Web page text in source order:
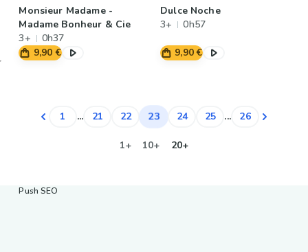
Monsieur Madame -
Madame Bonheur & Cie
3+
0h37
9,90 €
Dulce Noche
3+
0h57
9,90 €
1 ... 21 22 23 24 25 ... 26
1+ 10+ 20+
Push SEO